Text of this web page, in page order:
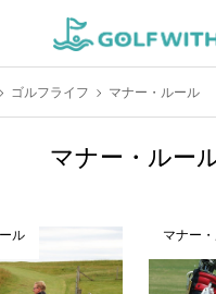
ゴルフライフ マナー・ルール
マナー・ルー
ル マナー